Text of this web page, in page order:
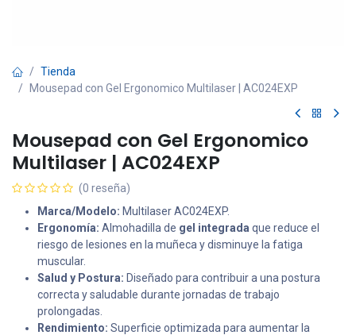
Tienda
Mousepad con Gel Ergonomico Multilaser | AC024EXP
Mousepad con Gel Ergonomico
Multilaser | AC024EXP
(0 reseña)
Marca/Modelo: Multilaser AC024EXP.
Ergonomía: Almohadilla de gel integrada que reduce el
riesgo de lesiones en la muñeca y disminuye la fatiga
muscular.
Salud y Postura: Diseñado para contribuir a una postura
correcta y saludable durante jornadas de trabajo
prolongadas.
Rendimiento: Superficie optimizada para aumentar la